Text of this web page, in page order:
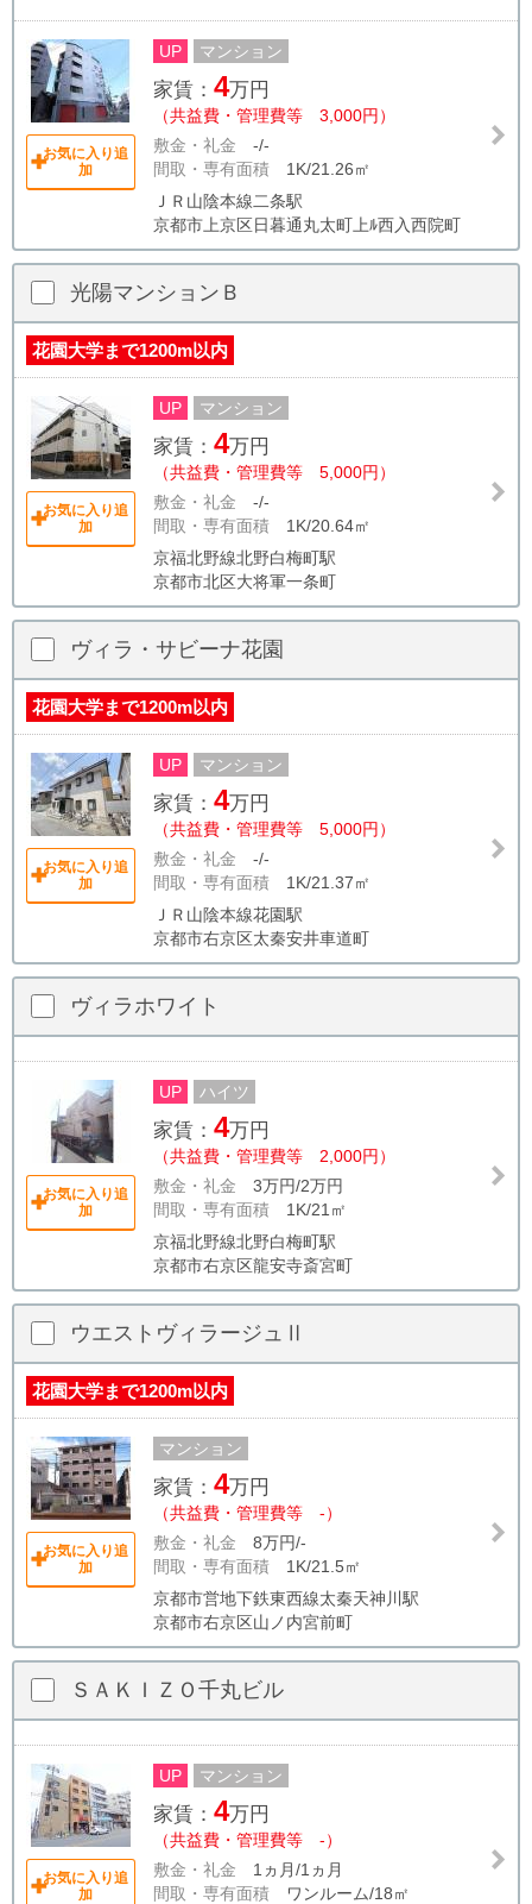
お気に入り追
加
UP マンション
家賃： 4万円
（共益費・管理費等 3,000円）
敷金・礼金 -/-
間取・専有面積 1K/21.26㎡
ＪＲ山陰本線二条駅
京都市上京区日暮通丸太町上ﾙ西入西院町
光陽マンションＢ
花園大学まで1200m以内
お気に入り追
加
UP マンション
家賃： 4万円
（共益費・管理費等 5,000円）
敷金・礼金 -/-
間取・専有面積 1K/20.64㎡
京福北野線北野白梅町駅
京都市北区大将軍一条町
ヴィラ・サビーナ花園
花園大学まで1200m以内
お気に入り追
加
UP マンション
家賃： 4万円
（共益費・管理費等 5,000円）
敷金・礼金 -/-
間取・専有面積 1K/21.37㎡
ＪＲ山陰本線花園駅
京都市右京区太秦安井車道町
ヴィラホワイト
お気に入り追
加
UP ハイツ
家賃： 4万円
（共益費・管理費等 2,000円）
敷金・礼金 3万円/2万円
間取・専有面積 1K/21㎡
京福北野線北野白梅町駅
京都市右京区龍安寺斎宮町
ウエストヴィラージュⅡ
花園大学まで1200m以内
お気に入り追
加
マンション
家賃： 4万円
（共益費・管理費等 -）
敷金・礼金 8万円/-
間取・専有面積 1K/21.5㎡
京都市営地下鉄東西線太秦天神川駅
京都市右京区山ノ内宮前町
ＳＡＫＩＺＯ千丸ビル
お気に入り追
加
UP マンション
家賃： 4万円
（共益費・管理費等 -）
敷金・礼金 1ヵ月/1ヵ月
間取・専有面積 ワンルーム/18㎡